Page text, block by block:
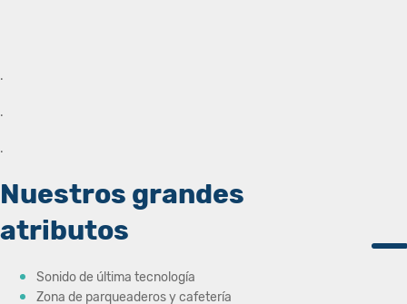
.
.
.
Nuestros grandes
atributos
Sonido de última tecnología
Zona de parqueaderos y cafetería